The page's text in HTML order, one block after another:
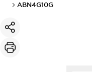
ABN4G10G